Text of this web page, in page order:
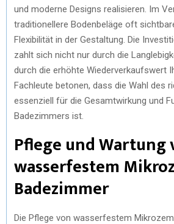
und moderne Designs realisieren. Im
traditionellere Bodenbeläge oft
Flexibilität in der Gestaltung. Die
zahlt sich nicht nur durch die
durch die erhöhte Wiederverkaufswert
Fachleute betonen, dass die Wahl des
essenziell für die Gesamtwirkung und
Badezimmers ist.
Pflege und Wartung
wasserfestem
Badezimmer
Die Pflege von wasserfestem